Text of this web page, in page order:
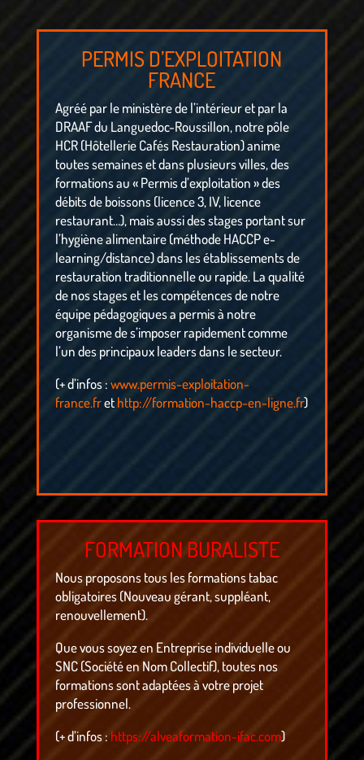
PERMIS D’EXPLOITATION
FRANCE
Agréé par le ministère de l’intérieur et par la
DRAAF du Languedoc-Roussillon, notre pôle
HCR (Hôtellerie Cafés Restauration) anime
toutes semaines et dans plusieurs villes, des
formations au « Permis d’exploitation » des
débits de boissons (licence 3, IV, licence
restaurant…), mais aussi des stages portant sur
l’hygiène alimentaire (méthode HACCP e-
learning/distance) dans les établissements de
restauration traditionnelle ou rapide. La qualité
de nos stages et les compétences de notre
équipe pédagogiques a permis à notre
organisme de s’imposer rapidement comme
l’un des principaux leaders dans le secteur.
(+ d’infos :www.permis-exploitation-
france.frethttp://formation-haccp-en-ligne.fr)
FORMATION BURALISTE
Nous proposons tous les formations tabac
obligatoires (Nouveau gérant, suppléant,
renouvellement).
Que vous soyez en Entreprise individuelle ou
SNC (Société en Nom Collectif), toutes nos
formations sont adaptées à votre projet
professionnel.
(+ d’infos : https://alveaformation-ifac.com)